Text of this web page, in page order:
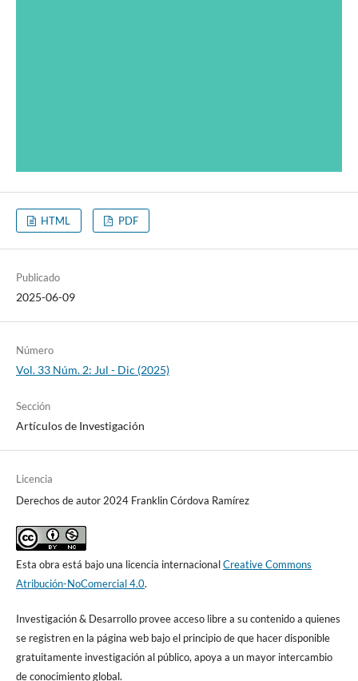
HTML PDF
Publicado
2025-06-09
Número
Vol. 33 Núm. 2: Jul - Dic (2025)
Sección
Artículos de Investigación
Licencia
Derechos de autor 2024 Franklin Córdova Ramírez
Esta obra está bajo una licencia internacionalCreative Commons
Atribución-NoComercial 4.0.
Investigación & Desarrollo provee acceso libre a su contenido a quienes
se registren en la página web bajo el principio de que hacer disponible
gratuitamente investigación al público, apoya a un mayor intercambio
de conocimiento global.